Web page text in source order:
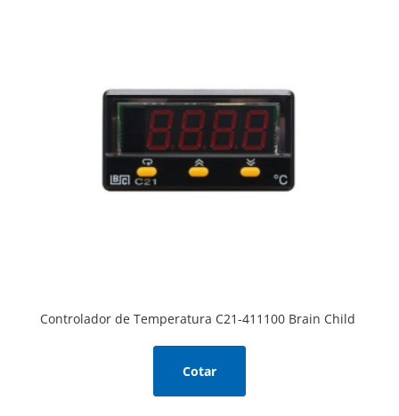
Controlador de Temperatura C21-411100 Brain Child
Cotar